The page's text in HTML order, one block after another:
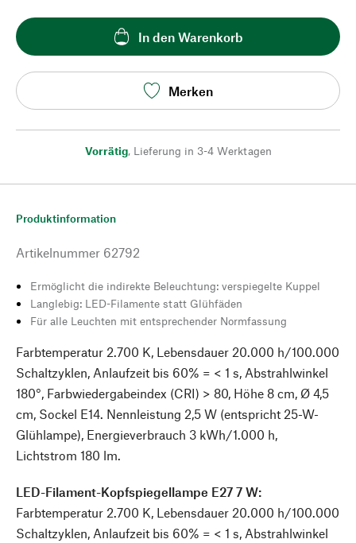
In den Warenkorb
Merken
Vorrätig, Lieferung in 3-4 Werktagen
Produktinformation
Artikelnummer 62792
Ermöglicht die indirekte Beleuchtung: verspiegelte Kuppel
Langlebig: LED-Filamente statt Glühfäden
Für alle Leuchten mit entsprechender Normfassung
Farbtemperatur 2.700 K, Lebensdauer 20.000 h/100.000
Schaltzyklen, Anlaufzeit bis 60% = < 1 s, Abstrahlwinkel
180°, Farbwiedergabeindex (CRI) > 80, Höhe 8 cm, Ø 4,5
cm, Sockel E14. Nennleistung 2,5 W (entspricht 25-W-
Glühlampe), Energieverbrauch 3 kWh/1.000 h,
Lichtstrom 180 lm.
LED-Filament-Kopfspiegellampe E27 7 W:
Farbtemperatur 2.700 K, Lebensdauer 20.000 h/100.000
Schaltzyklen, Anlaufzeit bis 60% = < 1 s, Abstrahlwinkel